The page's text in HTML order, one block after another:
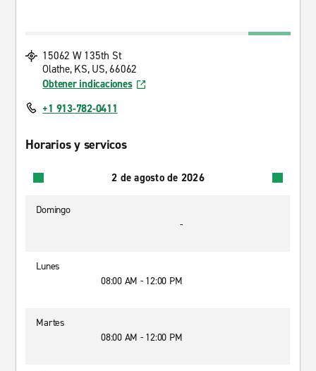
15062 W 135th St
Olathe, KS, US, 66062
Obtener indicaciones
+1 913-782-0411
Horarios y servicos
2 de agosto de 2026
Domingo
-
Lunes
08:00 AM - 12:00 PM
Martes
08:00 AM - 12:00 PM